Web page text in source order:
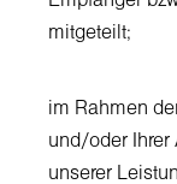
mitgeteilt;
im Rahmen
und/oder Ihrer
unserer